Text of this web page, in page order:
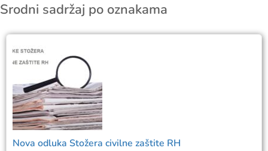
Srodni sadržaj po oznakama
Nova odluka Stožera civilne zaštite RH